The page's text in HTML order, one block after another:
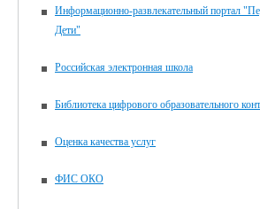
Информационно-развлекательный портал
Дети"
Российская электронная школа
Библиотека цифрового образовательного
Оценка качества услуг
ФИС ОКО